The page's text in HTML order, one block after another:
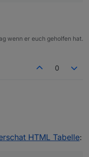
wenn er euch geholfen hat.
0
HTML Tabelle: